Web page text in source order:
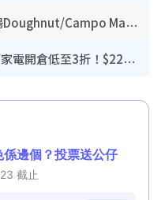
開倉優惠｜銅鑼灣時代廣場Doughnut/Campo Marzio開倉低至1折！背囊、書包、手袋劈價$200起
廚具開倉｜特福Tefal廚具/家電開倉低至3折！$220起買平底鍋/炒鑊/湯煲！電飯煲/吸塵機/燙斗$418起